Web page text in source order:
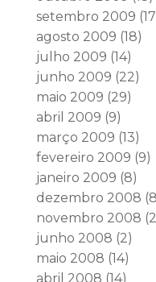
setembro 2009
agosto 2009 (18)
julho 2009 (14)
junho 2009 (22)
maio 2009 (29)
abril 2009 (9)
março 2009 (13)
fevereiro 2009 (9)
janeiro 2009 (8)
dezembro 2008
novembro 2008
junho 2008 (2)
maio 2008 (14)
abril 2008 (14)